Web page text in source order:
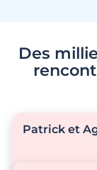
Rencontre
Des
Patrick et